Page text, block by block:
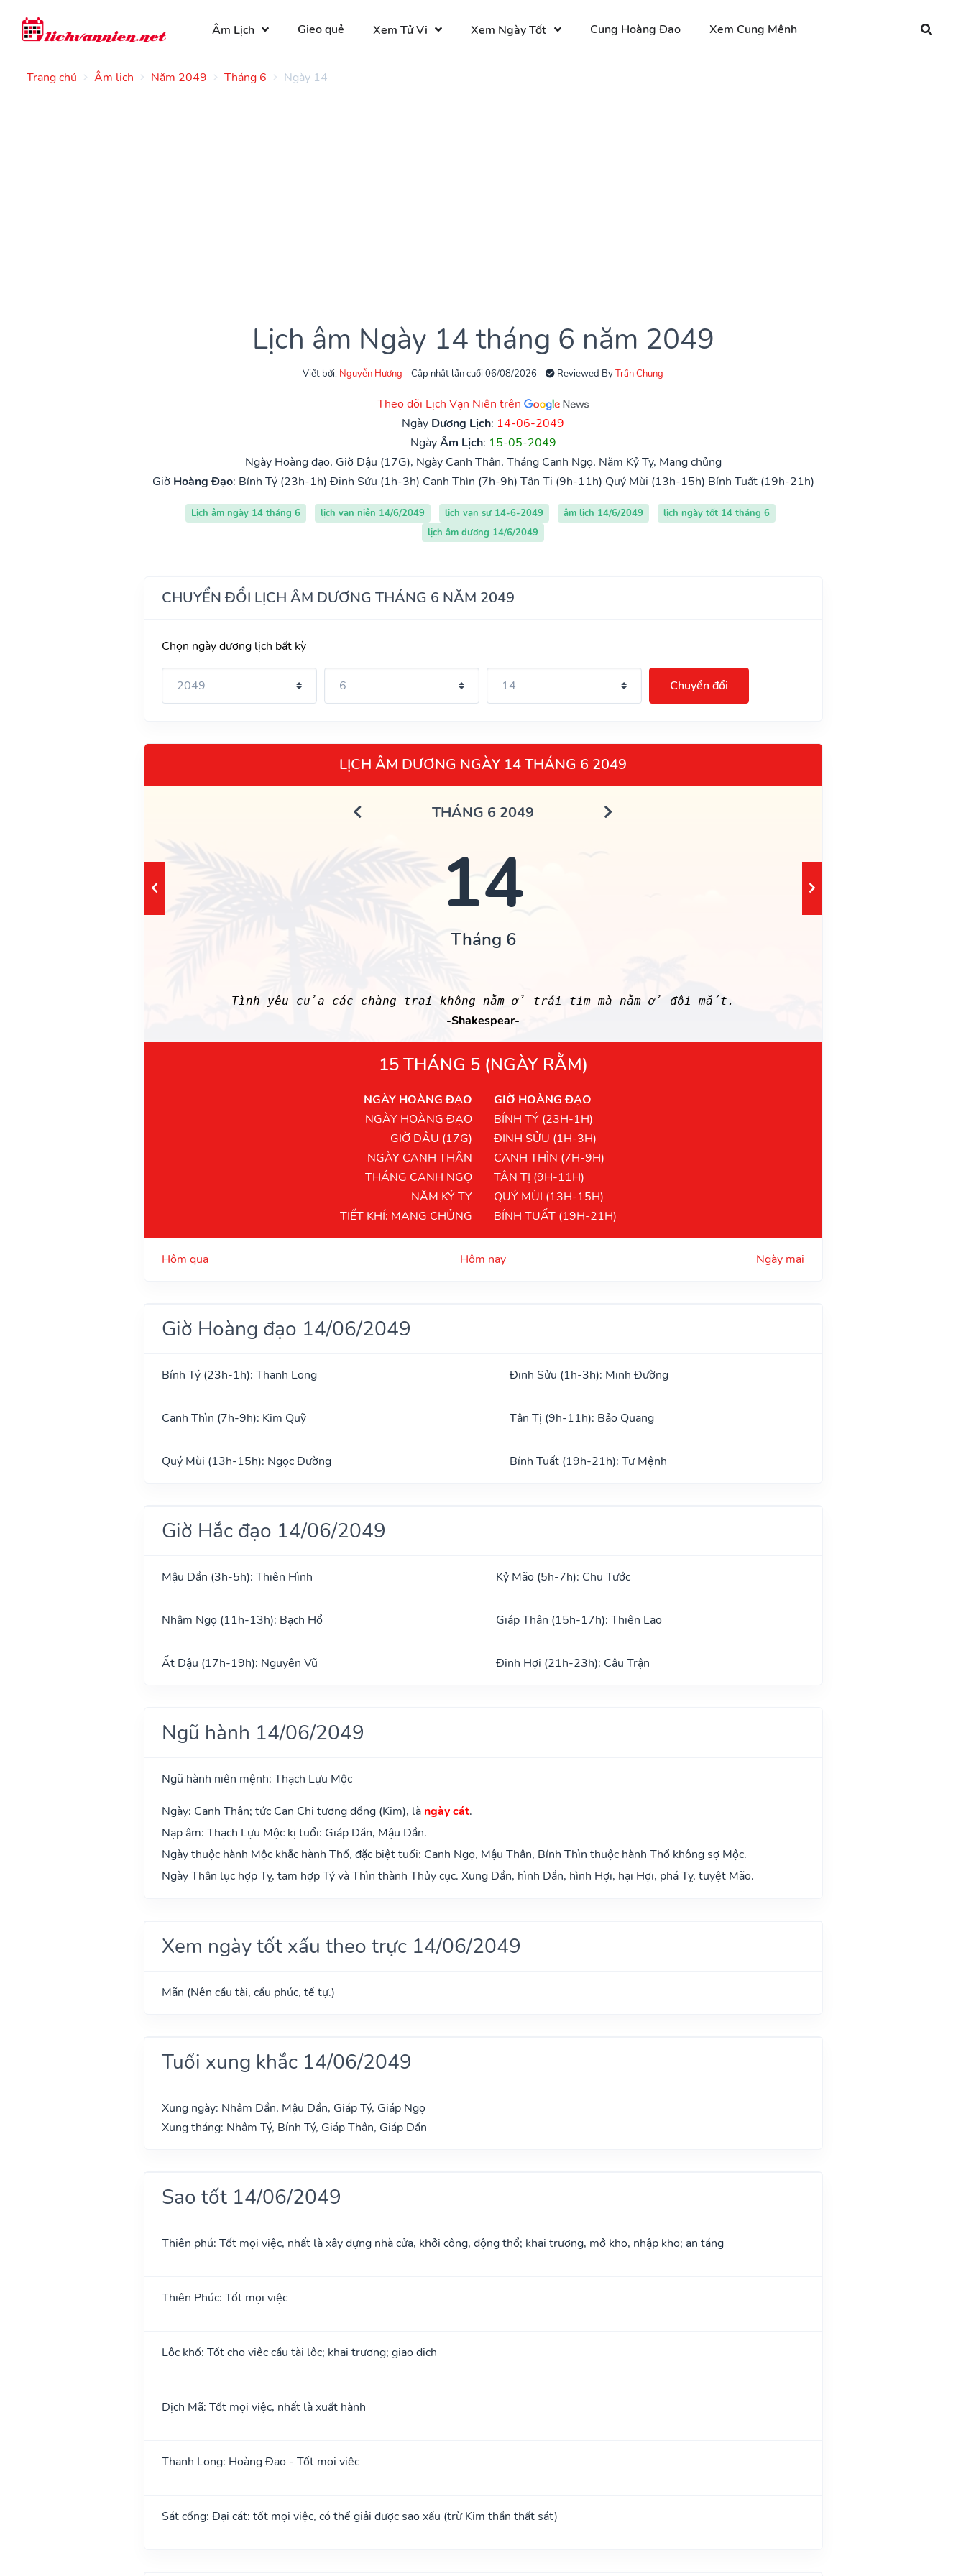
Âm Lịch Gieo quẻ Xem Tử Vi Xem Ngày Tốt Cung Hoàng Đạo Xem Cung Mệnh
Trang chủ Âm lịch Năm 2049 Tháng 6 Ngày 14
Lịch âm Ngày 14 tháng 6 năm 2049
Viết bởi: Nguyễn Hương Cập nhật lần cuối 06/08/2026 Reviewed ByTrần Chung
Theo dõi Lịch Vạn Niên trên
Ngày Dương Lịch: 14-06-2049
NgàyÂm Lịch: 15-05-2049
Ngày Hoàng đạo, Giờ Dậu (17G), Ngày Canh Thân, Tháng Canh Ngọ, Năm Kỷ Tỵ, Mang chủng
Giờ Hoàng Đạo: Bính Tý (23h-1h) Đinh Sửu (1h-3h) Canh Thìn (7h-9h) Tân Tị (9h-11h) Quý Mùi (13h-15h) Bính Tuất (19h-21h)
Lịch âm ngày 14 tháng 6 lịch vạn niên 14/6/2049 lịch vạn sự 14-6-2049 âm lịch 14/6/2049
lịch ngày tốt 14 tháng 6
lịch âm dương 14/6/2049
CHUYỂN ĐỔI LỊCH ÂM DƯƠNG THÁNG 6 NĂM 2049
Chọn ngày dương lịch bất kỳ
Chuyển đổi
LỊCH ÂM DƯƠNG NGÀY 14 THÁNG 6 2049
THÁNG 6 2049
14
Tháng 6
Tình yêu của các chàng trai không nằm ở trái tim mà nằm ở đôi mắt.
-Shakespear-
15 THÁNG 5 (NGÀY RẰM)
NGÀY HOÀNG ĐẠO
NGÀY HOÀNG ĐẠO
GIỜ DẬU (17G)
NGÀY CANH THÂN
THÁNG CANH NGỌ
NĂM KỶ TỴ
TIẾT KHÍ: MANG CHỦNG
GIỜ HOÀNG ĐẠO
BÍNH TÝ (23H-1H)
ĐINH SỬU (1H-3H)
CANH THÌN (7H-9H)
TÂN TỊ (9H-11H)
QUÝ MÙI (13H-15H)
BÍNH TUẤT (19H-21H)
Hôm qua Hôm nay Ngày mai
Giờ Hoàng đạo 14/06/2049
Bính Tý (23h-1h): Thanh Long Đinh Sửu (1h-3h): Minh Đường
Canh Thìn (7h-9h): Kim Quỹ Tân Tị (9h-11h): Bảo Quang
Quý Mùi (13h-15h): Ngọc Đường Bính Tuất (19h-21h): Tư Mệnh
Giờ Hắc đạo 14/06/2049
Mậu Dần (3h-5h): Thiên Hình Kỷ Mão (5h-7h): Chu Tước
Nhâm Ngọ (11h-13h): Bạch Hổ Giáp Thân (15h-17h): Thiên Lao
Ất Dậu (17h-19h): Nguyên Vũ Đinh Hợi (21h-23h): Câu Trận
Ngũ hành 14/06/2049
Ngũ hành niên mệnh: Thạch Lựu Mộc
Ngày: Canh Thân; tức Can Chi tương đồng (Kim), là ngày cát.
Nạp âm: Thạch Lựu Mộc kị tuổi: Giáp Dần, Mậu Dần.
Ngày thuộc hành Mộc khắc hành Thổ, đặc biệt tuổi: Canh Ngọ, Mậu Thân, Bính Thìn thuộc hành Thổ không sợ Mộc.
Ngày Thân lục hợp Tỵ, tam hợp Tý và Thìn thành Thủy cục. Xung Dần, hình Dần, hình Hợi, hại Hợi, phá Tỵ, tuyệt Mão.
Xem ngày tốt xấu theo trực 14/06/2049
Mãn (Nên cầu tài, cầu phúc, tế tự.)
Tuổi xung khắc 14/06/2049
Xung ngày: Nhâm Dần, Mậu Dần, Giáp Tý, Giáp Ngọ
Xung tháng: Nhâm Tý, Bính Tý, Giáp Thân, Giáp Dần
Sao tốt 14/06/2049
Thiên phú: Tốt mọi việc, nhất là xây dựng nhà cửa, khởi công, động thổ; khai trương, mở kho, nhập kho; an táng
Thiên Phúc: Tốt mọi việc
Lộc khố: Tốt cho việc cầu tài lộc; khai trương; giao dịch
Dịch Mã: Tốt mọi việc, nhất là xuất hành
Thanh Long: Hoàng Đạo - Tốt mọi việc
Sát cống: Đại cát: tốt mọi việc, có thể giải được sao xấu (trừ Kim thần thất sát)